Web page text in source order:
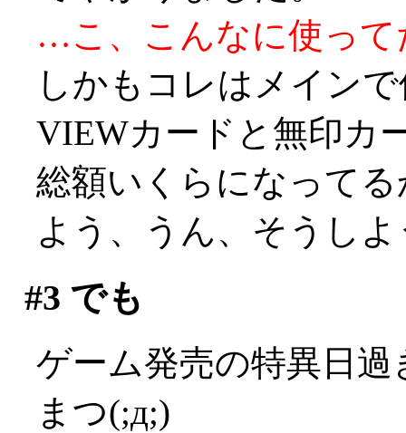
…こ、こんなに使って
しかもコレはメイン
VIEWカードと無印カ
総額いくらになって
よう、うん、そうし
#3 でも
ゲーム発売の特異日
まつ(;д;)